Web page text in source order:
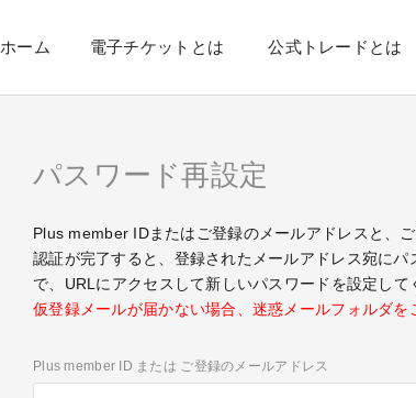
ホーム 電子チケットとは 公式トレードとは
パスワード再設定
Plus member IDまたはご登録のメールアドレスと、
認証が完了すると、登録されたメールアドレス宛に
で、URLにアクセスして新しいパスワードを設定して
仮登録メールが届かない場合、迷惑メールフォルダを
Plus member ID または ご登録のメールアドレス